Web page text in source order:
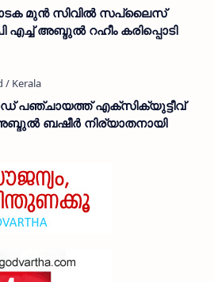
മുൻ സിവില്‍ സപ്ലൈസ്
എച്ച് അബ്ദുൽ റഹീം കരിപ്പൊടി
പഞ്ചായത്ത് എക്സിക്യുട്ടീവ്
ബഷീർ നിര്യാതനായി